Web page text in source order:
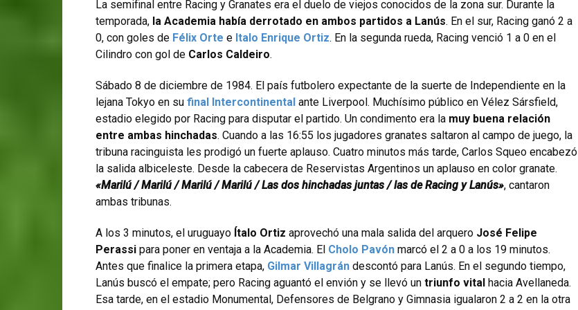
La semifinal entre Racing y Granates era el duelo de viejos conocidos de la zona sur. Durante la
temporada, la Academia había derrotado en ambos partidos a Lanús. En el sur, Racing ganó 2 a
0, con goles de Félix Orte e Italo Enrique Ortiz. En la segunda rueda, Racing venció 1 a 0 en el
Cilindro con gol de Carlos Caldeiro.
Sábado 8 de diciembre de 1984. El país futbolero expectante de la suerte de Independiente en la
lejana Tokyo en su final Intercontinental ante Liverpool. Muchísimo público en Vélez Sársfield,
estadio elegido por Racing para disputar el partido. Un condimento era la muy buena relación
entre ambas hinchadas. Cuando a las 16:55 los jugadores granates saltaron al campo de juego, la
tribuna racinguista les prodigó un fuerte aplauso. Cuatro minutos más tarde, Carlos Squeo encabezó
la salida albiceleste. Desde la cabecera de Reservistas Argentinos un aplauso en color granate.
«Marilú / Marilú / Marilú / Marilú / Las dos hinchadas juntas / las de Racing y Lanús», cantaron
ambas tribunas.
A los 3 minutos, el uruguayo Ítalo Ortiz aprovechó una mala salida del arquero José Felipe
Perassi para poner en ventaja a la Academia. El Cholo Pavón marcó el 2 a 0 a los 19 minutos.
Antes que finalice la primera etapa, Gilmar Villagrán descontó para Lanús. En el segundo tiempo,
Lanús buscó el empate; pero Racing aguantó el envión y se llevó un triunfo vital hacia Avellaneda.
Esa tarde, en el estadio Monumental, Defensores de Belgrano y Gimnasia igualaron 2 a 2 en la otra